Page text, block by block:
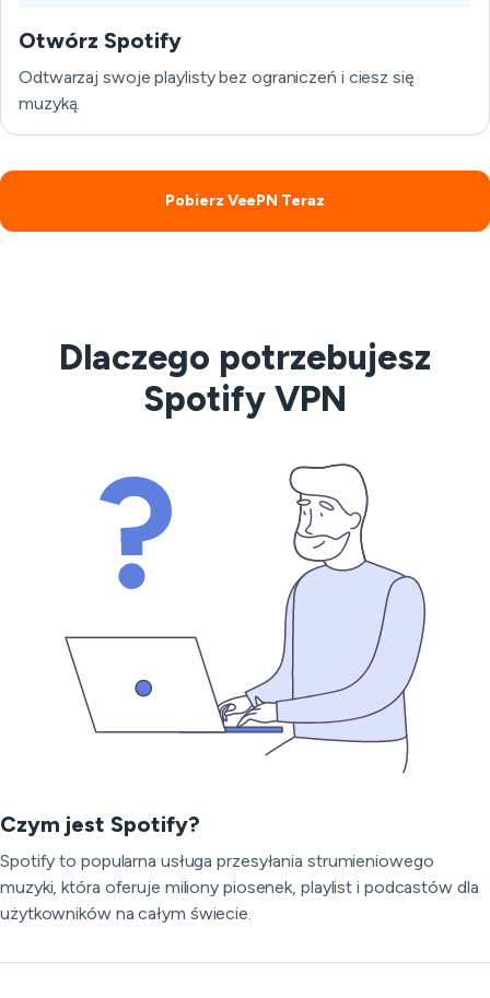
Otwórz Spotify
Odtwarzaj swoje playlisty bez ograniczeń i ciesz się
muzyką.
Pobierz VeePN Teraz
Dlaczego potrzebujesz
Spotify VPN
Czym jest Spotify?
Spotify to popularna usługa przesyłania strumieniowego
muzyki, która oferuje miliony piosenek, playlist i podcastów dla
użytkowników na całym świecie.